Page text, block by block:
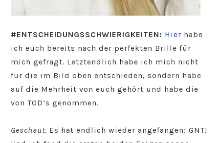
#ENTSCHEIDUNGSSCHWIERIGKEITEN: Hier habe
ich euch bereits nach der perfekten Brille für
mich gefragt. Letztendlich habe ich mich nicht
für die im Bild oben entschieden, sondern habe
auf die Mehrheit von euch gehört und habe die
von TOD’s genommen.
Geschaut: Es hat endlich wieder angefangen: GNT!